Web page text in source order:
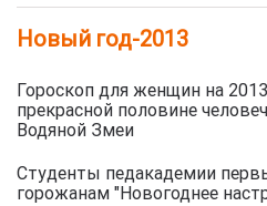
Новый год-2013
Гороскоп для женщин на
прекрасной половине
Водяной Змеи
Студенты педакадемии
горожанам "Новогоднее